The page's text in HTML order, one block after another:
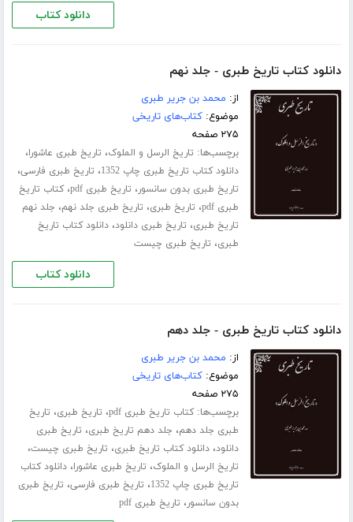
دانلود کتاب
دانلود کتاب تاریخ طبری - جلد نهم
از: محمد بن جریر طبری
موضوع:کتاب‌های تاریخی
۲۷۵ صفحه
برچسب‌ها: تاریخ الرسل و الملوک، تاریخ طبری عاشورا،
دانلود کتاب تاریخ طبری چاپ 1352 ، تاریخ طبری فارسی،
تاریخ طبری بدون سانسور، تاریخ طبری pdf ،کتاب تاریخ
طبری pdf
، تاریخ طبری، تاریخ طبری جلد نهم، جلد نهم
تاریخ طبری، تاریخ طبری دانلود،دانلود کتاب تاریخ
طبری، تاریخ طبری چیست
دانلود کتاب
دانلود کتاب تاریخ طبری - جلد دهم
از: محمد بن جریر طبری
موضوع:کتاب‌های تاریخی
۲۷۵ صفحه
برچسب‌ها:کتاب تاریخ طبری pdf ، تاریخ طبری، تاریخ
طبری جلد ‌دهم، جلد دهم تاریخ طبری، تاریخ طبری
دانلود،دانلود کتاب تاریخ طبری، تاریخ طبری چیست،
تاریخ الرسل و الملوک، تاریخ طبری عاشورا،دانلود کتاب
تاریخ طبری چاپ 1352
، تاریخ طبری فارسی، تاریخ طبری
بدون سانسور، تاریخ طبری pdf